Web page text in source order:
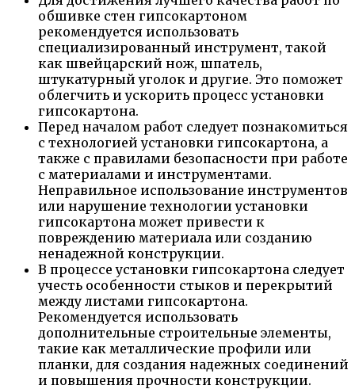
обшивке стен гипсокартоном
рекомендуется использовать
специализированный инструмент, такой
как швейцарский нож, шпатель,
штукатурный уголок и другие. Это поможет
облегчить и ускорить процесс установки
гипсокартона.
Перед началом работ следует познакомиться
с технологией установки гипсокартона, а
также с правилами безопасности при работе
с материалами и инструментами.
Неправильное использование инструментов
или нарушение технологии установки
гипсокартона может привести к
повреждению материала или созданию
ненадежной конструкции.
В процессе установки гипсокартона следует
учесть особенности стыков и перекрытий
между листами гипсокартона.
Рекомендуется использовать
дополнительные строительные элементы,
такие как металлические профили или
планки, для создания надежных соединений
и повышения прочности конструкции.